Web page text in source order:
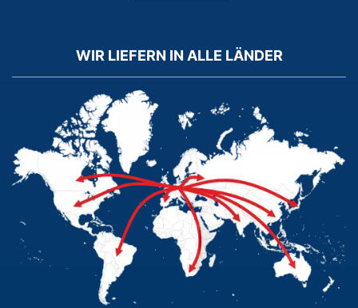
WIR LIEFERN IN ALLE LÄNDER